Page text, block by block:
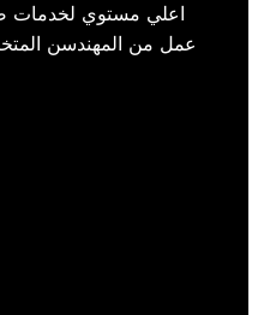
اعلي مستوي لخدمات
عمل من المهندسن